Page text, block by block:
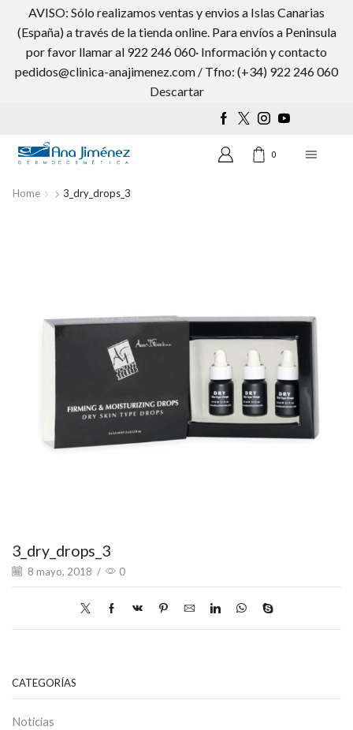
AVISO: Sólo realizamos ventas y envios a Islas Canarias
(España) a través de la tienda online. Para envíos a Peninsula
por favor llamar al 922 246 060· Información y contacto
pedidos@clinica-anajimenez.com / Tfno: (+34) 922 246 060
Descartar
Wishlist 0
0
Home 3_dry_drops_3
3_dry_drops_3
8 mayo, 2018 / 0
CATEGORÍAS
Noticias